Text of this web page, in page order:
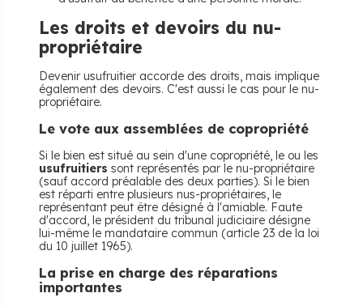
Les droits et devoirs du nu-
propriétaire
Devenir usufruitier accorde des droits, mais implique
également des devoirs. C'est aussi le cas pour le nu-
propriétaire.
Le vote aux assemblées de copropriété
Si le bien est situé au sein d'une copropriété, le ou les
usufruitiers sont représentés par le nu-propriétaire
(sauf accord préalable des deux parties). Si le bien
est réparti entre plusieurs nus-propriétaires, le
représentant peut être désigné à l'amiable. Faute
d'accord, le président du tribunal judiciaire désigne
lui-même le mandataire commun (article 23 de la loi
du 10 juillet 1965).
La prise en charge des réparations
importantes